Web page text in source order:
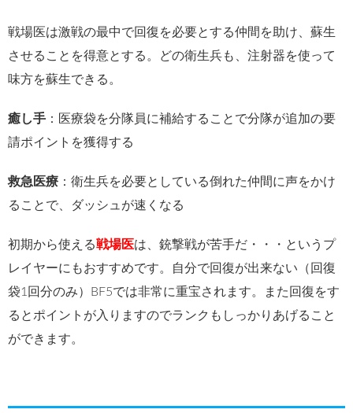
戦場医は激戦の最中で回復を必要とする仲間を助け、蘇生
させることを得意とする。どの衛生兵も、注射器を使って
味方を蘇生できる。
癒し手 ：医療袋を分隊員に補給することで分隊が追加の要
請ポイントを獲得する
救急医療 ：衛生兵を必要としている倒れた仲間に声をかけ
ることで、ダッシュが速くなる
初期から使える戦場医は、銃撃戦が苦手だ・・・というプ
レイヤーにもおすすめです。自分で回復が出来ない（回復
袋1回分のみ）BF5では非常に重宝されます。また回復をす
るとポイントが入りますのでランクもしっかりあげること
ができます。